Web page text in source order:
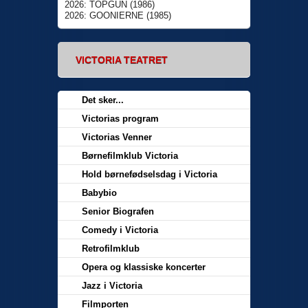
2026: TOPGUN (1986)
2026: GOONIERNE (1985)
VICTORIA TEATRET
Det sker...
Victorias program
Victorias Venner
Børnefilmklub Victoria
Hold børnefødselsdag i Victoria
Babybio
Senior Biografen
Comedy i Victoria
Retrofilmklub
Opera og klassiske koncerter
Jazz i Victoria
Filmporten